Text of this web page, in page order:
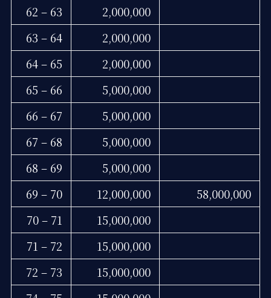
62 – 63
2,000,000
63 – 64
2,000,000
64 – 65
2,000,000
65 – 66
5,000,000
66 – 67
5,000,000
67 – 68
5,000,000
68 – 69
5,000,000
69 – 70
12,000,000
58,000,000
70 – 71
15,000,000
71 – 72
15,000,000
72 – 73
15,000,000